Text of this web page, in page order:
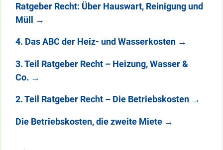
Ratgeber Recht: Über Hauswart, Reinigung und
Müll →
4. Das ABC der Heiz- und Wasserkosten →
3. Teil Ratgeber Recht – Heizung, Wasser &
Co. →
2. Teil Ratgeber Recht – Die Betriebskosten →
Die Betriebskosten, die zweite Miete →